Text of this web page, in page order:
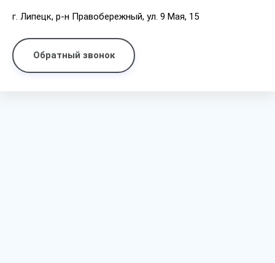
г. Липецк, р-н Правобережный, ул. 9 Мая, 15
Обратный звонок